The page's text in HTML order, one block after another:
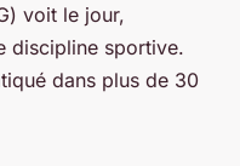
voit le jour,
discipline sportive.
dans plus de 30